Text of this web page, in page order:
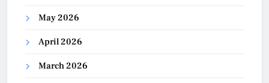
May 2026
April 2026
March 2026